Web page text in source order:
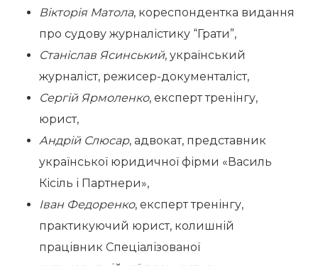
Вікторія Матола, кореспондентка видання
про судову журналістику “Грати”,
Станіслав Ясинський, український
журналіст, режисер-документаліст,
Сергій Ярмоленко, експерт тренінгу,
юрист,
Андрій Слюсар, адвокат, представник
української юридичної фірми «Василь
Кісіль і Партнери»,
Іван Федоренко, експерт тренінгу,
практикуючий юрист, колишній
працівник Спеціалізованої